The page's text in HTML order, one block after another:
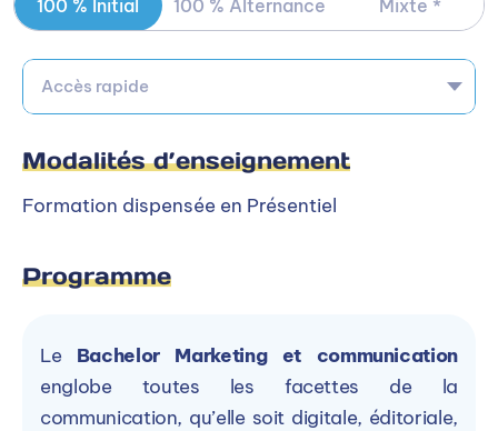
100 % Initial 100 % Alternance Mixte *
Accès rapide
Modalités d’enseignement
Formation dispensée en Présentiel
Programme
Le Bachelor Marketing et communication
englobe toutes les facettes de la
communication, qu’elle soit digitale, éditoriale,
la charge de l’alternant. Ils sont pris en charge
par l’entreprise qui peut, de son côté, faire une
demande de subrogation auprès de son
opérateur de compétences
(OPCO). Dans ce
professionnelles, avec ou sans reste à charge
pour l’entreprise.
8.500,00€
Témoignages